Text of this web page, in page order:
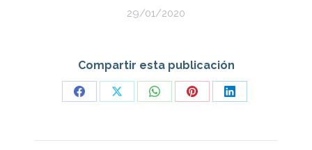
29/01/2020
Compartir esta publicación
Share
Facebook
Share
X
Share
WhatsApp
Share
Pinterest
Share
LinkedIn